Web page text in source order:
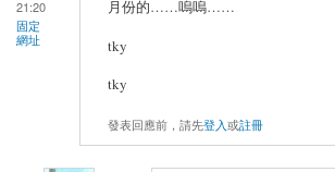
21:20
固定
網址
月份的……嗚嗚……
tky
tky
發表回應前，請先登入或註冊